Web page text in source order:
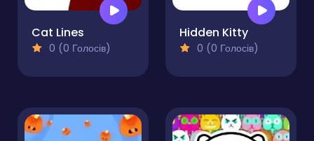
Cat Lines
0 (0 Голосів)
Hidden Kitty
0 (0 Голосів)